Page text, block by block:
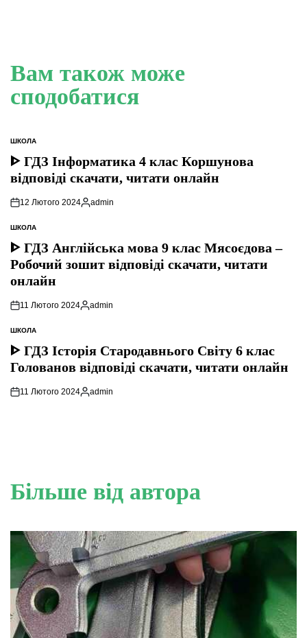
Вам також може
сподобатися
ОПУБЛІКУВАТИ
У
ШКОЛА
ᐈ ГДЗ Інформатика 4 клас Коршунова
відповіді скачати, читати онлайн
12 Лютого 2024
Опубліковано
admin
ОПУБЛІКУВАТИ
У
ШКОЛА
ᐈ ГДЗ Англійська мова 9 клас Мясоєдова –
Робочий зошит відповіді скачати, читати
онлайн
11 Лютого 2024
Опубліковано
admin
ОПУБЛІКУВАТИ
У
ШКОЛА
ᐈ ГДЗ Історія Стародавнього Свiту 6 клас
Голованов відповіді скачати, читати онлайн
11 Лютого 2024
Опубліковано
admin
Більше від автора